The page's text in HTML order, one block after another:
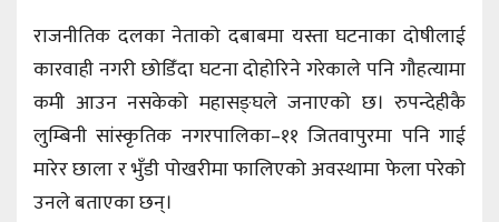
राजनीतिक दलका नेताको दबाबमा यस्ता घटनाका दोषीलाई
कारवाही नगरी छोडिँदा घटना दोहोरिने गरेकाले पनि गौहत्यामा
कमी आउन नसकेको महासङ्घले जनाएको छ। रुपन्देहीकै
लुम्बिनी सांस्कृतिक नगरपालिका–११ जितवापुरमा पनि गाई
मारेर छाला र भुँडी पोखरीमा फालिएको अवस्थामा फेला परेको
उनले बताएका छन्।